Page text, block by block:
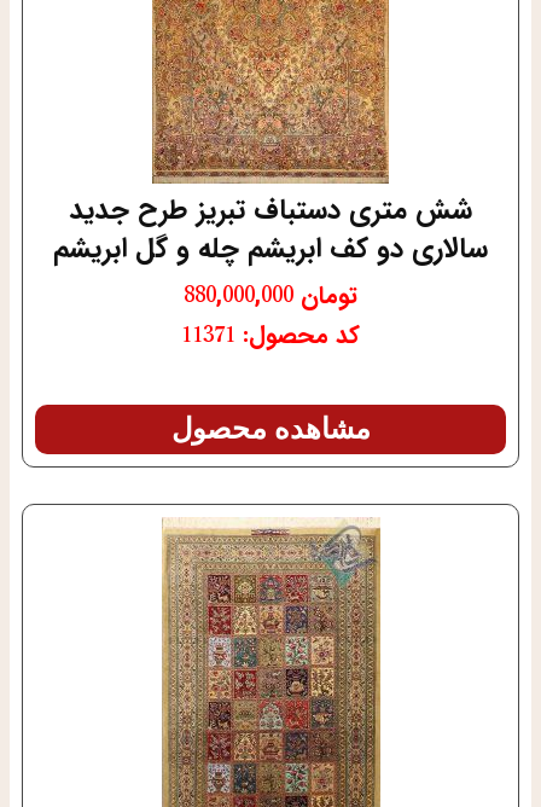
شش متری دستباف تبریز طرح جدید
سالاری دو کف ابریشم چله و گل ابریشم
تومان
کد محصول: 11371
مشاهده محصول